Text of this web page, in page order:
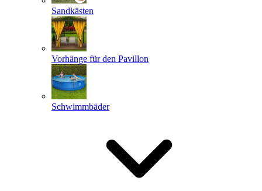
Sandkästen
Vorhänge für den Pavillon
Schwimmbäder